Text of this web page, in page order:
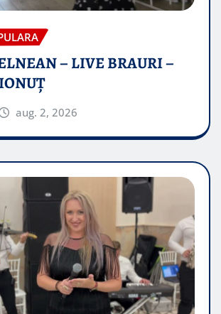
– LIVE BRAURI –
aug. 2, 2026